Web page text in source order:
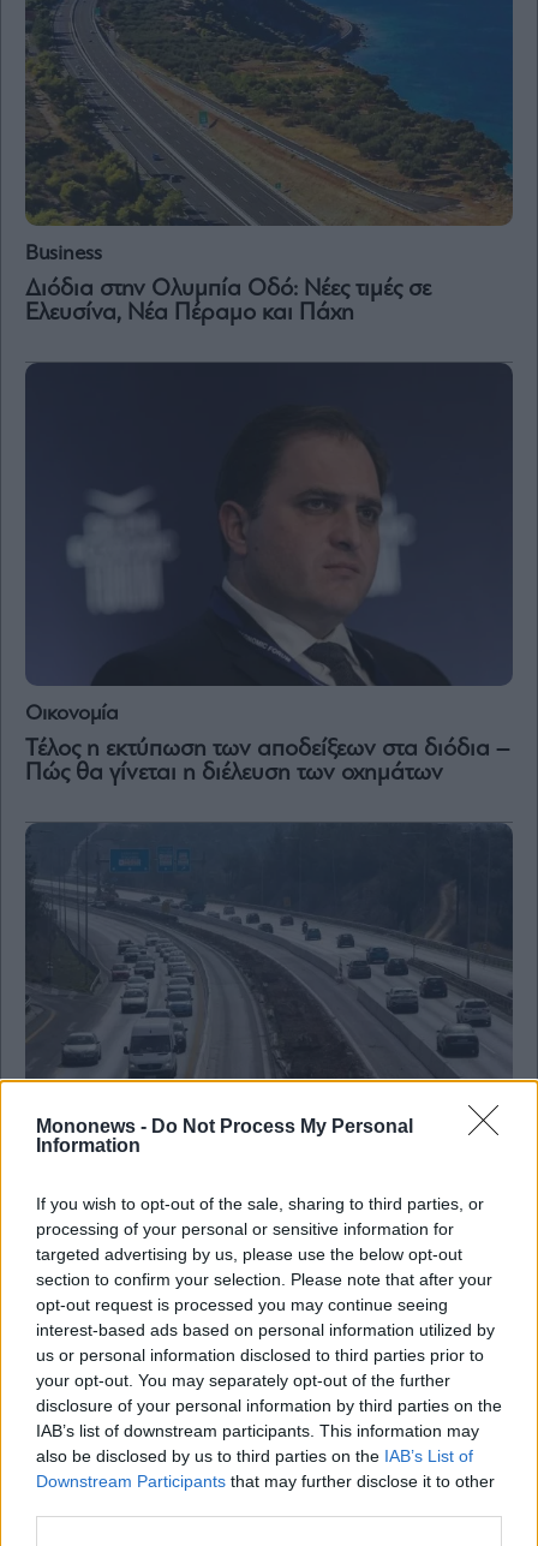
Mononews - Do Not Process My Personal
Information
If you wish to opt-out of the sale, sharing to third parties, or
processing of your personal or sensitive information for
targeted advertising by us, please use the below opt-out
section to confirm your selection. Please note that after your
opt-out request is processed you may continue seeing
interest-based ads based on personal information utilized by
us or personal information disclosed to third parties prior to
your opt-out. You may separately opt-out of the further
disclosure of your personal information by third parties on the
IAB’s list of downstream participants. This information may
also be disclosed by us to third parties on the IAB’s List of
Downstream Participants that may further disclose it to other
Business
Διόδια στην Ολυμπία Οδό: Νέες τιμές σε
Ελευσίνα, Νέα Πέραμο και Πάχη
Οικονομία
Τέλος η εκτύπωση των αποδείξεων στα διόδια –
Πώς θα γίνεται η διέλευση των οχημάτων
Κυκλοφοριακές Ρυθμίσεις στον Μετωπικό
Σταθμό Διοδίων Αφιδνών